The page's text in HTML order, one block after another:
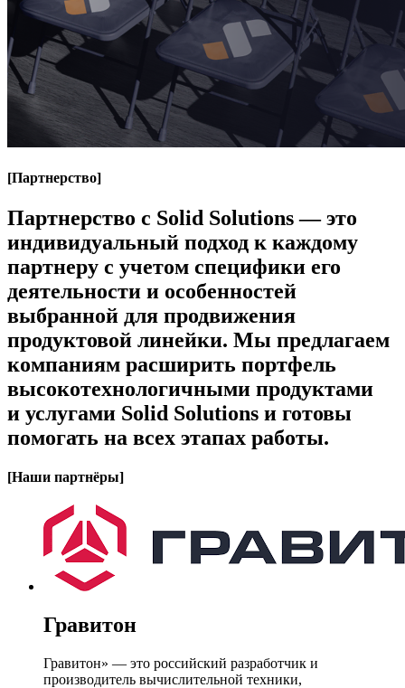
[Партнерство]
Партнерство с Solid Solutions — это
индивидуальный подход к каждому
партнеру с учетом специфики его
деятельности и особенностей
выбранной для продвижения
продуктовой линейки. Мы предлагаем
компаниям расширить портфель
высокотехнологичными продуктами
и услугами Solid Solutions и готовы
помогать на всех этапах работы.
[Наши партнёры]
Гравитон
Гравитон» — это российский разработчик и
производитель вычислительной техники,